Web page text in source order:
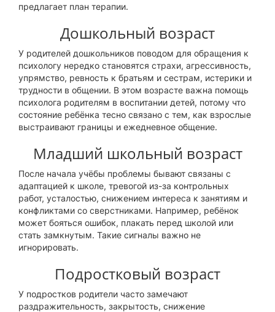
предлагает план терапии.
Дошкольный возраст
У родителей дошкольников поводом для обращения к
психологу нередко становятся страхи, агрессивность,
упрямство, ревность к братьям и сестрам, истерики и
трудности в общении. В этом возрасте важна помощь
психолога родителям в воспитании детей, потому что
состояние ребёнка тесно связано с тем, как взрослые
выстраивают границы и ежедневное общение.
Младший школьный возраст
После начала учёбы проблемы бывают связаны с
адаптацией к школе, тревогой из-за контрольных
работ, усталостью, снижением интереса к занятиям и
конфликтами со сверстниками. Например, ребёнок
может бояться ошибок, плакать перед школой или
стать замкнутым. Такие сигналы важно не
игнорировать.
Подростковый возраст
У подростков родители часто замечают
раздражительность, закрытость, снижение